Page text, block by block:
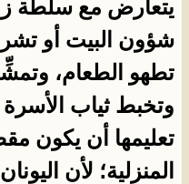
يتعارض مع سلطة
شؤون البيت أو
تطهو الطعام،
وتخبط ثياب
تعليمها أن يكون
المنزلية؛ لأن